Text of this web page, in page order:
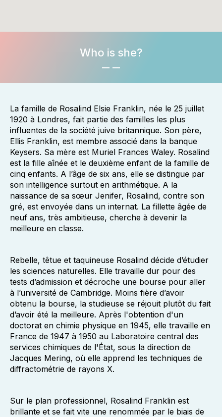
Who is she?
La famille de Rosalind Elsie Franklin, née le 25 juillet
1920 à Londres, fait partie des familles les plus
influentes de la société juive britannique. Son père,
Ellis Franklin, est membre associé dans la banque
Keysers. Sa mère est Muriel Frances Waley. Rosalind
est la fille aînée et le deuxième enfant de la famille de
cinq enfants. A l’âge de six ans, elle se distingue par
son intelligence surtout en arithmétique. A la
naissance de sa sœur Jenifer, Rosalind, contre son
gré, est envoyée dans un internat. La fillette âgée de
neuf ans, très ambitieuse, cherche à devenir la
meilleure en classe.
Rebelle, têtue et taquineuse Rosalind décide d’étudier
les sciences naturelles. Elle travaille dur pour des
tests d’admission et décroche une bourse pour aller
à l’université de Cambridge. Moins fière d’avoir
obtenu la bourse, la studieuse se réjouit plutôt du fait
d’avoir été la meilleure. Après l'obtention d'un
doctorat en chimie physique en 1945, elle travaille en
France de 1947 à 1950 au Laboratoire central des
services chimiques de l'État, sous la direction de
Jacques Mering, où elle apprend les techniques de
diffractométrie de rayons X.
Sur le plan professionnel, Rosalind Franklin est
brillante et se fait vite une renommée par le biais de